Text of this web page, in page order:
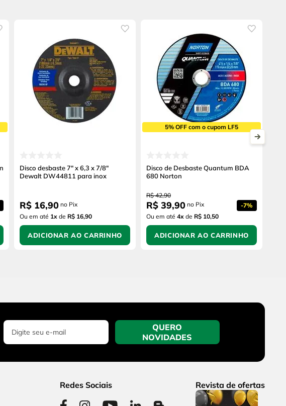
Disco desbaste 7" x 6,3 x 7/8"
Dewalt DW44811 para inox
R$ 16,90 no Pix
Ou em até 1x de R$ 16,90
ADICIONAR AO CARRINHO
5% OFF com o cupom LF5
Disco de Desbaste Quantum BDA
680 Norton
R$ 42,90
R$ 39,90 no Pix -7%
Ou em até 4x de R$ 10,50
ADICIONAR AO CARRINHO
QUERO
NOVIDADES
Redes Sociais Revista de ofertas